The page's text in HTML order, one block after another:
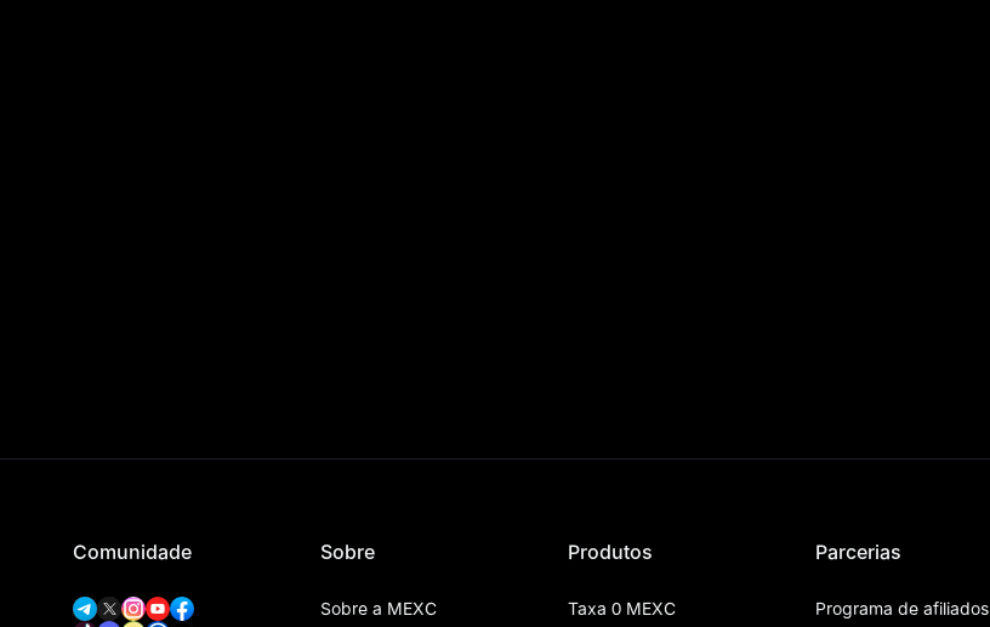
Comunidade Sobre
Sobre a MEXC
Produtos
Taxa 0 MEXC
Parcerias
Programa de afiliados